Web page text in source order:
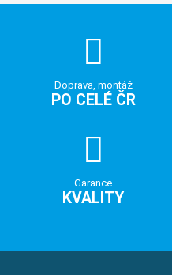
Doprava, montáž
PO CELÉ ČR
Garance
KVALITY